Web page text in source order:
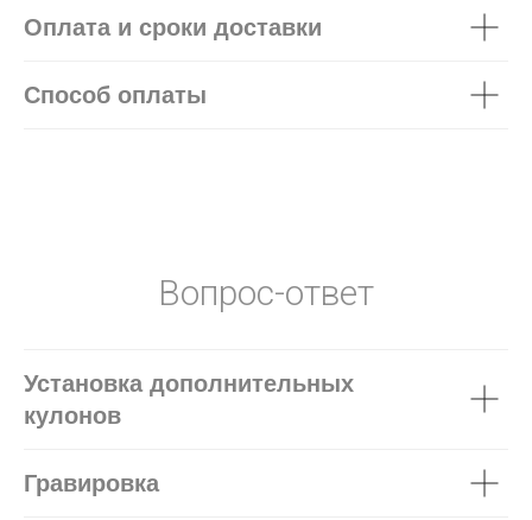
Оплата и сроки доставки
Способ оплаты
Вопрос-ответ
Установка дополнительных
кулонов
Гравировка